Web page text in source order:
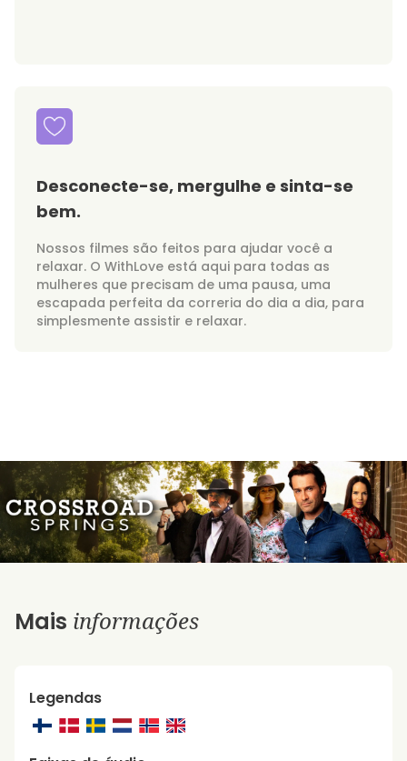
Desconecte-se, mergulhe e sinta-se
bem.
Nossos filmes são feitos para ajudar você a
relaxar. O WithLove está aqui para todas as
mulheres que precisam de uma pausa, uma
escapada perfeita da correria do dia a dia, para
simplesmente assistir e relaxar.
Mais informações
Legendas